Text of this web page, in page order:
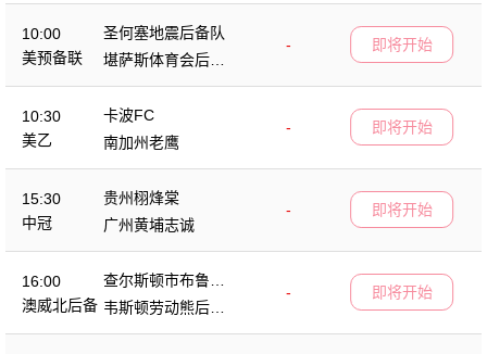
10:00
美预备联
圣何塞地震后备队
-
堪萨斯体育会后备
队
即将开始
10:30
美乙
卡波FC
-
南加州老鹰
即将开始
15:30
中冠
贵州栩烽棠
-
广州黄埔志诚
即将开始
16:00
澳威北后备
查尔斯顿市布鲁斯
后备队
-
韦斯顿劳动熊后备
队
即将开始